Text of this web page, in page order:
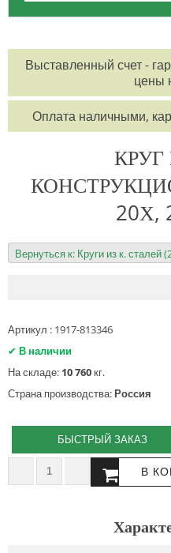
Выставленный счет -
цены
Оплата наличными,
КРУГ
20Х,
Вернуться к: Круги из к. сталей
Артикул : 1917-813346
✔ В наличии
На складе: 10 760кг.
Страна производства:Россия
БЫСТРЫЙ ЗАКАЗ